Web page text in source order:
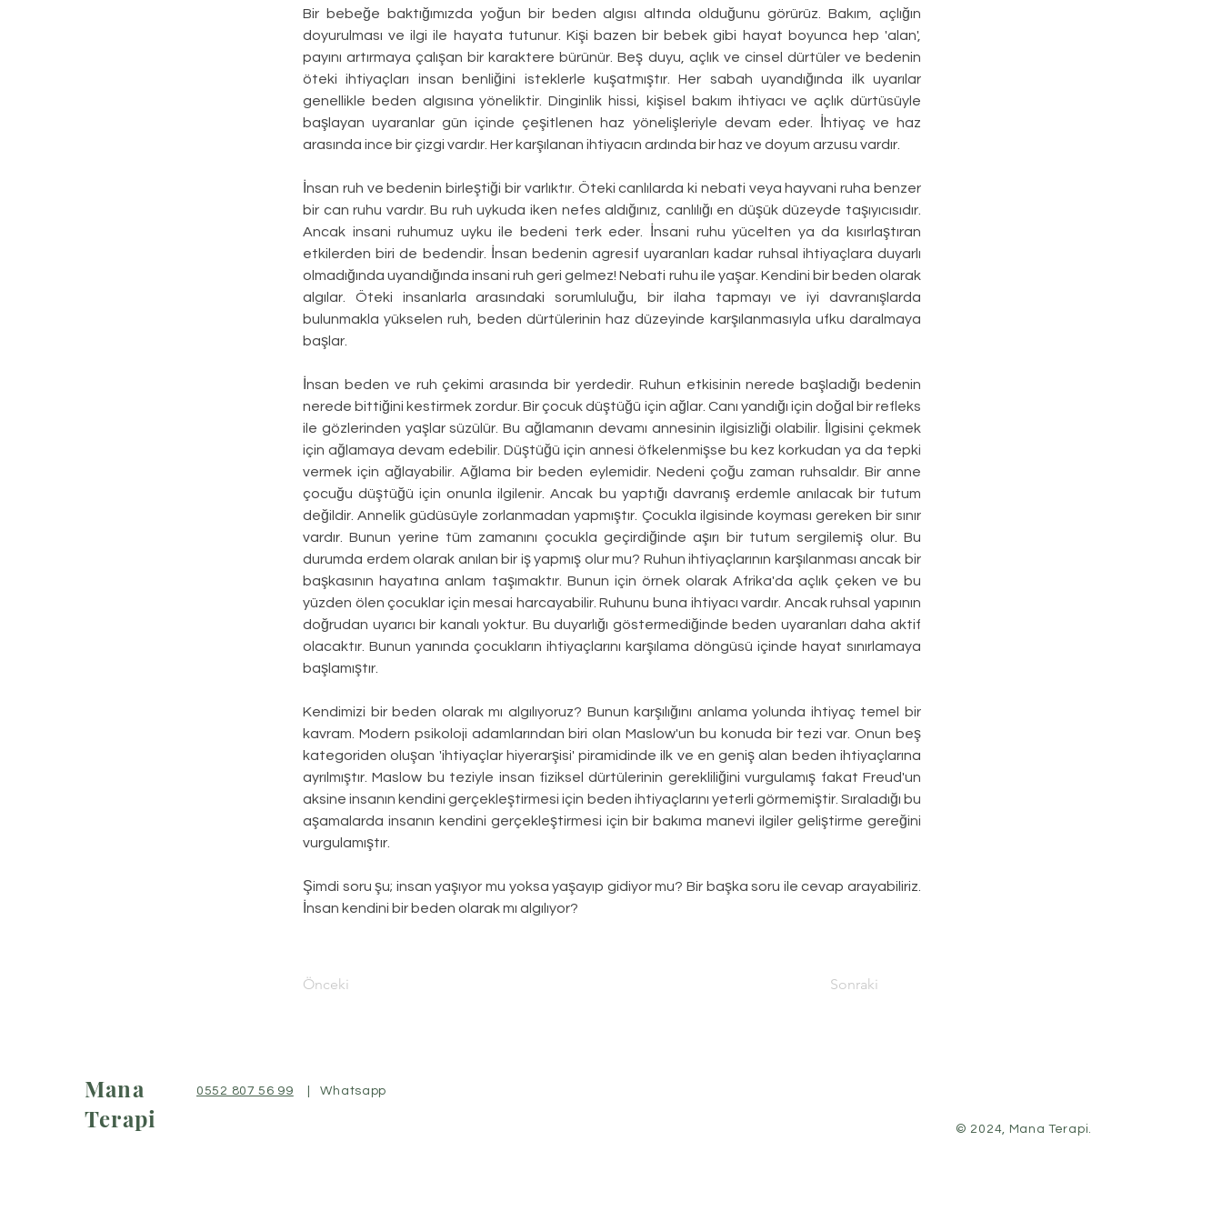
Bir bebeğe baktığımızda yoğun bir beden algısı altında olduğunu görürüz. Bakım, açlığın
doyurulması ve ilgi ile hayata tutunur. Kişi bazen bir bebek gibi hayat boyunca hep 'alan',
payını artırmaya çalışan bir karaktere bürünür. Beş duyu, açlık ve cinsel dürtüler ve bedenin
öteki ihtiyaçları insan benliğini isteklerle kuşatmıştır. Her sabah uyandığında ilk uyarılar
genellikle beden algısına yöneliktir. Dinginlik hissi, kişisel bakım ihtiyacı ve açlık dürtüsüyle
başlayan uyaranlar gün içinde çeşitlenen haz yönelişleriyle devam eder. İhtiyaç ve haz
arasında ince bir çizgi vardır. Her karşılanan ihtiyacın ardında bir haz ve doyum arzusu vardır.
İnsan ruh ve bedenin birleştiği bir varlıktır. Öteki canlılarda ki nebati veya hayvani ruha benzer
bir can ruhu vardır. Bu ruh uykuda iken nefes aldığınız, canlılığı en düşük düzeyde taşıyıcısıdır.
Ancak insani ruhumuz uyku ile bedeni terk eder. İnsani ruhu yücelten ya da kısırlaştıran
etkilerden biri de bedendir. İnsan bedenin agresif uyaranları kadar ruhsal ihtiyaçlara duyarlı
olmadığında uyandığında insani ruh geri gelmez! Nebati ruhu ile yaşar. Kendini bir beden olarak
algılar. Öteki insanlarla arasındaki sorumluluğu, bir ilaha tapmayı ve iyi davranışlarda
bulunmakla yükselen ruh, beden dürtülerinin haz düzeyinde karşılanmasıyla ufku daralmaya
başlar.
İnsan beden ve ruh çekimi arasında bir yerdedir. Ruhun etkisinin nerede başladığı bedenin
nerede bittiğini kestirmek zordur. Bir çocuk düştüğü için ağlar. Canı yandığı için doğal bir refleks
ile gözlerinden yaşlar süzülür. Bu ağlamanın devamı annesinin ilgisizliği olabilir. İlgisini çekmek
için ağlamaya devam edebilir. Düştüğü için annesi öfkelenmişse bu kez korkudan ya da tepki
vermek için ağlayabilir. Ağlama bir beden eylemidir. Nedeni çoğu zaman ruhsaldır. Bir anne
çocuğu düştüğü için onunla ilgilenir. Ancak bu yaptığı davranış erdemle anılacak bir tutum
değildir. Annelik güdüsüyle zorlanmadan yapmıştır. Çocukla ilgisinde koyması gereken bir sınır
vardır. Bunun yerine tüm zamanını çocukla geçirdiğinde aşırı bir tutum sergilemiş olur. Bu
durumda erdem olarak anılan bir iş yapmış olur mu? Ruhun ihtiyaçlarının karşılanması ancak bir
başkasının hayatına anlam taşımaktır. Bunun için örnek olarak Afrika'da açlık çeken ve bu
yüzden ölen çocuklar için mesai harcayabilir. Ruhunu buna ihtiyacı vardır. Ancak ruhsal yapının
doğrudan uyarıcı bir kanalı yoktur. Bu duyarlığı göstermediğinde beden uyaranları daha aktif
olacaktır. Bunun yanında çocukların ihtiyaçlarını karşılama döngüsü içinde hayat sınırlamaya
başlamıştır.
Kendimizi bir beden olarak mı algılıyoruz? Bunun karşılığını anlama yolunda ihtiyaç temel bir
kavram. Modern psikoloji adamlarından biri olan Maslow'un bu konuda bir tezi var. Onun beş
kategoriden oluşan 'ihtiyaçlar hiyerarşisi' piramidinde ilk ve en geniş alan beden ihtiyaçlarına
ayrılmıştır. Maslow bu teziyle insan fiziksel dürtülerinin gerekliliğini vurgulamış fakat Freud'un
aksine insanın kendini gerçekleştirmesi için beden ihtiyaçlarını yeterli görmemiştir. Sıraladığı bu
aşamalarda insanın kendini gerçekleştirmesi için bir bakıma manevi ilgiler geliştirme gereğini
vurgulamıştır.
Şimdi soru şu; insan yaşıyor mu yoksa yaşayıp gidiyor mu? Bir başka soru ile cevap arayabiliriz.
İnsan kendini bir beden olarak mı algılıyor?
Önceki Sonraki
Mana
Terapi
0552 807 56 99 | Whatsapp
© 2024, Mana Terapi.